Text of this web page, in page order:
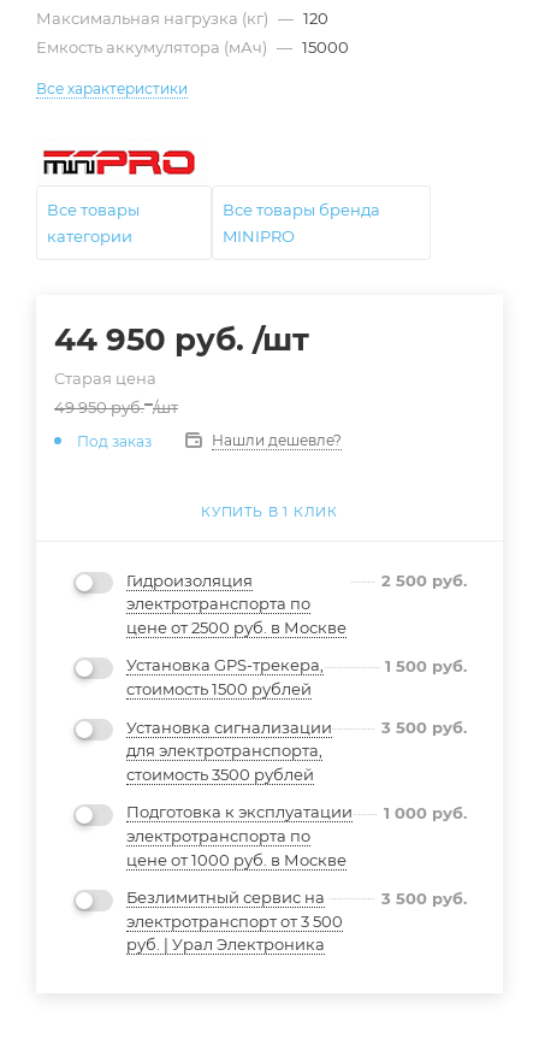
Максимальная нагрузка (кг) — 120
Емкость аккумулятора (мАч) — 15000
Все характеристики
Все товары
категории
Все товары бренда
MINIPRO
44 950 руб. /шт
Старая цена
49 950руб. /шт
Под заказ Нашли дешевле?
КУПИТЬ В 1 КЛИК
Гидроизоляция
электротранспорта по
цене от 2500 руб. в Москве
2 500 руб.
Установка GPS-трекера,
стоимость 1500 рублей
1 500 руб.
Установка сигнализации
для электротранспорта,
стоимость 3500 рублей
3 500 руб.
Подготовка к эксплуатации
электротранспорта по
цене от 1000 руб. в Москве
1 000 руб.
Безлимитный сервис на
электротранспорт от 3 500
руб. | Урал Электроника
3 500 руб.